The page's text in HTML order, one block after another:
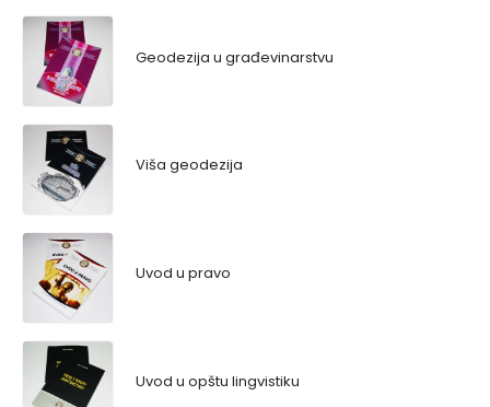
Geodezija u građevinarstvu
Viša geodezija
Uvod u pravo
Uvod u opštu lingvistiku